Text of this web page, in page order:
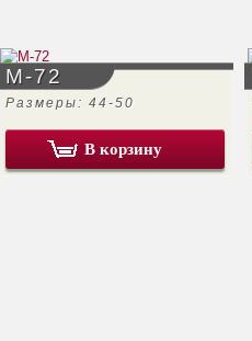
М-72
Размеры: 44-50
В корзину